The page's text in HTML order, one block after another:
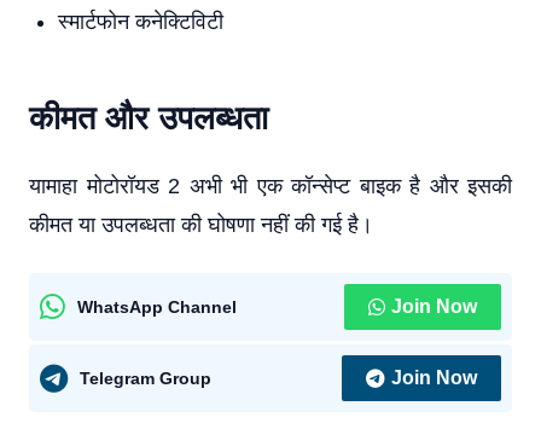
स्मार्टफोन कनेक्टिविटी
कीमत और उपलब्धता
यामाहा मोटोरॉयड 2 अभी भी एक कॉन्सेप्ट बाइक है और इसकी
कीमत या उपलब्धता की घोषणा नहीं की गई है।
WhatsApp Channel Join Now
Telegram Group Join Now